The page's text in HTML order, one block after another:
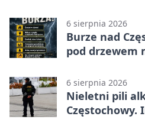
6 sierpnia 2026
Burze nad
pod drzewem
6 sierpnia 2026
Nieletni pili
Częstochowy.